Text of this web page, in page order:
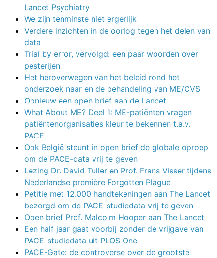
Lancet Psychiatry
We zijn tenminste niet ergerlijk
Verdere inzichten in de oorlog tegen het delen van
data
Trial by error, vervolgd: een paar woorden over
pesterijen
Het heroverwegen van het beleid rond het
onderzoek naar en de behandeling van ME/CVS
Opnieuw een open brief aan de Lancet
What About ME? Deel 1: ME-patiënten vragen
patiëntenorganisaties kleur te bekennen t.a.v.
PACE
Ook België steunt in open brief de globale oproep
om de PACE-data vrij te geven
Lezing Dr. David Tuller en Prof. Frans Visser tijdens
Nederlandse première Forgotten Plague
Petitie met 12.000 handtekeningen aan The Lancet
bezorgd om de PACE-studiedata vrij te geven
Open brief Prof. Malcolm Hooper aan The Lancet
Een half jaar gaat voorbij zonder de vrijgave van
PACE-studiedata uit PLOS One
PACE-Gate: de controverse over de grootste